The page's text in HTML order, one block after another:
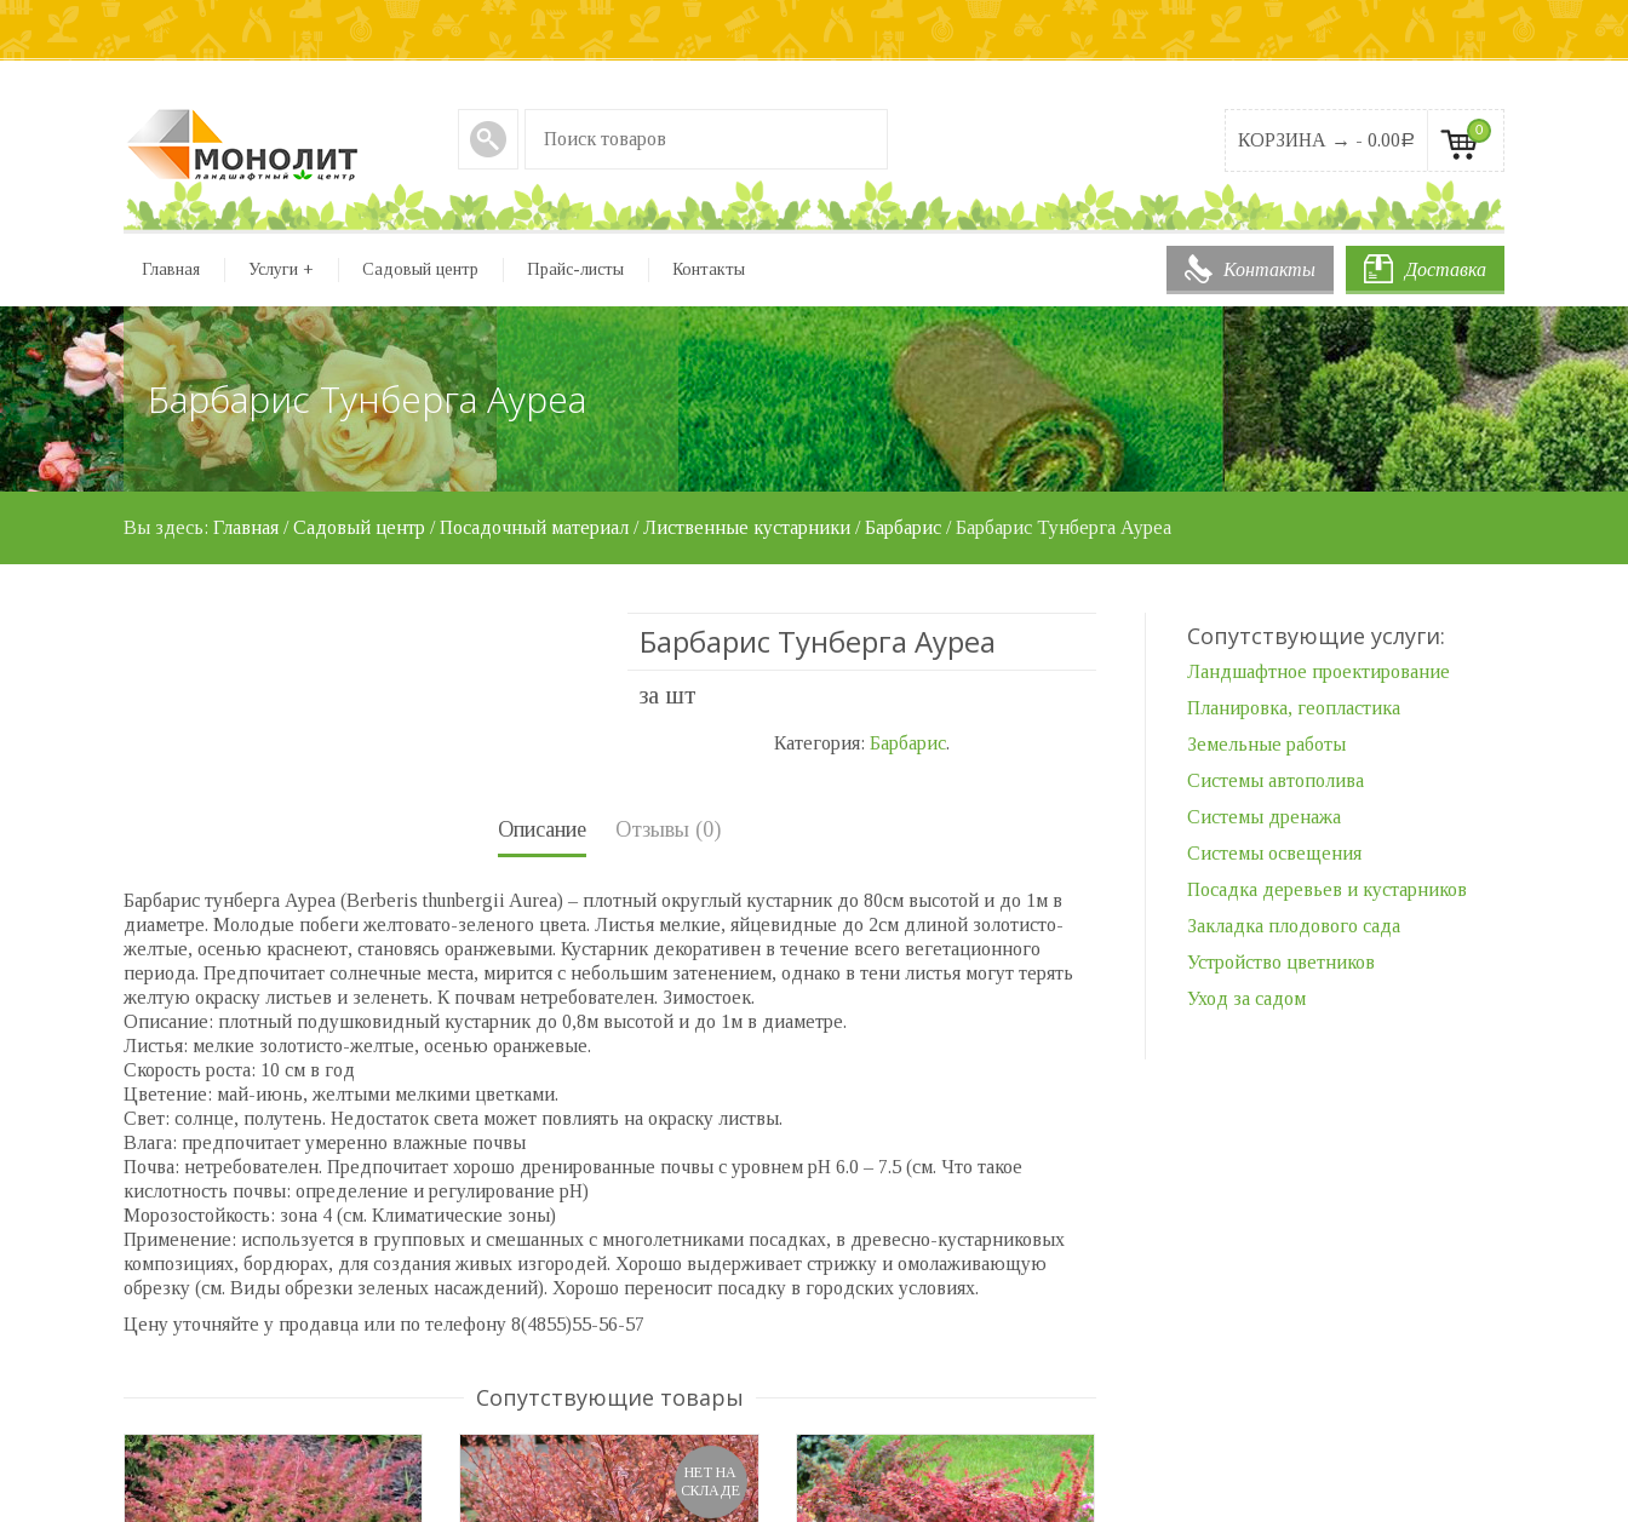
КОРЗИНА → - 0.00Р
0
Доставка
Контакты
Главная Услуги + Садовый центр Прайс-листы Контакты
Барбарис Тунберга Ауреа
Вы здесь: Главная /Садовый центр /Посадочный материал /Лиственные кустарники /Барбарис / Барбарис Тунберга Ауреа
Барбарис Тунберга Ауреа
за шт
Категория: Барбарис.
Описание Отзывы (0)
Барбарис тунберга Ауреа (Berberis thunbergii Aurea) – плотный округлый кустарник до 80см высотой и до 1м в
диаметре. Молодые побеги желтовато-зеленого цвета. Листья мелкие, яйцевидные до 2см длиной золотисто-
желтые, осенью краснеют, становясь оранжевыми. Кустарник декоративен в течение всего вегетационного
периода. Предпочитает солнечные места, мирится с небольшим затенением, однако в тени листья могут терять
желтую окраску листьев и зеленеть. К почвам нетребователен. Зимостоек.
Описание: плотный подушковидный кустарник до 0,8м высотой и до 1м в диаметре.
Листья: мелкие золотисто-желтые, осенью оранжевые.
Скорость роста: 10 см в год
Цветение: май-июнь, желтыми мелкими цветками.
Свет: солнце, полутень. Недостаток света может повлиять на окраску листвы.
Влага: предпочитает умеренно влажные почвы
Почва: нетребователен. Предпочитает хорошо дренированные почвы с уровнем pH 6.0 – 7.5 (см. Что такое
кислотность почвы: определение и регулирование pH)
Морозостойкость: зона 4 (см. Климатические зоны)
Применение: используется в групповых и смешанных с многолетниками посадках, в древесно-кустарниковых
композициях, бордюрах, для создания живых изгородей. Хорошо выдерживает стрижку и омолаживающую
обрезку (см. Виды обрезки зеленых насаждений). Хорошо переносит посадку в городских условиях.
Цену уточняйте у продавца или по телефону 8(4855)55-56-57
Сопутствующие товары
НЕТ НА
СКЛАДЕ
Сопутствующие услуги:
Ландшафтное проектирование
Планировка, геопластика
Земельные работы
Системы автополива
Системы дренажа
Системы освещения
Посадка деревьев и кустарников
Закладка плодового сада
Устройство цветников
Уход за садом